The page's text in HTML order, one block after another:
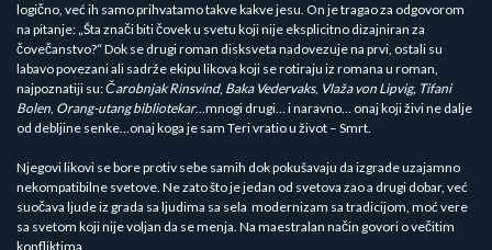
logično, već ih samo prihvatamo takve kakve jesu. On je tragao za odgovorom
na pitanje: „Šta znači biti čovek u svetu koji nije eksplicitno dizajniran za
čovečanstvo?“ Dok se drugi roman disksveta nadovezuje na prvi, ostali su
labavo povezani ali sadrže ekipu likova koji se rotiraju iz romana u roman,
najpoznatiji su:Čarobnjak Rinsvind, Baka Vedervaks, Vlaža von Lipvig, Tifani
Bolen, Orang-utang bibliotekar…mnogi drugi… i naravno… onaj koji živi ne dalje
od debljine senke…onaj koga je sam Teri vratio u život – Smrt.
Njegovi likovi se bore protiv sebe samih dok pokušavaju da izgrade uzajamno
nekompatibilne svetove. Ne zato što je jedan od svetova zao a drugi dobar, već
suočava ljude iz grada sa ljudima sa sela modernizam sa tradicijom, moć vere
sa svetom koji nije voljan da se menja. Na maestralan način govori o večitim
konfliktima.